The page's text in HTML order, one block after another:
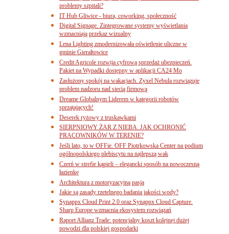
problemy szpitali?
IT Hub Gliwice - biura, coworking, społeczność
Digital Signage. Zintegrowane systemy wyświetlania
wzmacniają przekaz wizualny
Lena Lighting zmodernizowała oświetlenie uliczne w
gminie Gierałtowice
Credit Agricole rozwija cyfrową sprzedaż ubezpieczeń.
Pakiet na Wypadki dostępny w aplikacji CA24 Mo
Zasłużony spokój na wakacjach. Zyxel Nebula rozwiązuje
problem nadzoru nad siecią firmową
Dreame Globalnym Liderem w kategorii robotów
sprzątających!
Deserek ryżowy z truskawkami
SIERPNIOWY ŻAR Z NIEBA. JAK OCHRONIĆ
PRACOWNIKÓW W TERENIE?
Jeśli lato, to w OFFie. OFF Piotrkowska Center na podium
ogólnopolskiego plebiscytu na najlepszą wak
Czerń w strefie kąpieli – elegancki sposób na nowoczesną
łazienkę
Architektura z motoryzacyjną pasją
Jakie są zasady rzetelnego badania jakości wody?
Synappx Cloud Print 2.0 oraz Synappx Cloud Capture.
Sharp Europe wzmacnia ekosystem rozwiązań
Raport Allianz Trade: potencjalny koszt kolejnej dużej
powodzi dla polskiej gospodarki